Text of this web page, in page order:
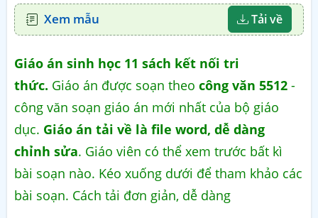
Xem mẫu Tải về
Giáo án sinh học 11 sách kết nối tri
thức. Giáo án được soạn theo công văn 5512 -
công văn soạn giáo án mới nhất của bộ giáo
dục. Giáo án tải về là file word, dễ dàng
chỉnh sửa. Giáo viên có thể xem trước bất kì
bài soạn nào. Kéo xuống dưới để tham khảo các
bài soạn. Cách tải đơn giản, dễ dàng